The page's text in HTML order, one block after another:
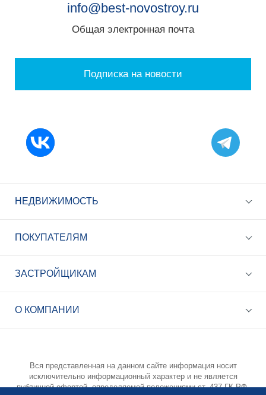
+7 (495) 785-56-17
info@best-novostroy.ru
Общая электронная почта
Подписка на новости
НЕДВИЖИМОСТЬ
ПОКУПАТЕЛЯМ
ЗАСТРОЙЩИКАМ
О КОМПАНИИ
Вся представленная на данном сайте информация носит
исключительно информационный характер и не является
публичной офертой, определяемой положениями ст. 437 ГК РФ.